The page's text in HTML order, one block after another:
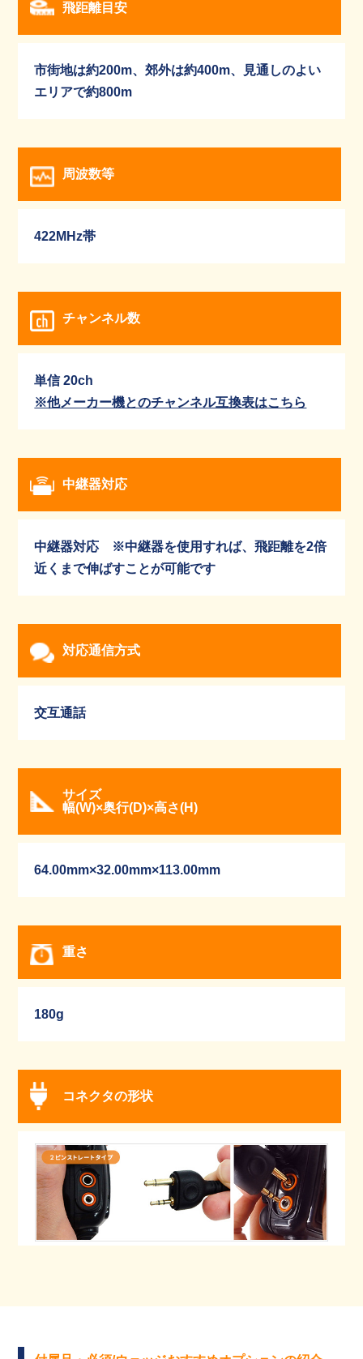
飛距離目安
市街地は約200m、郊外は約400m、見通しのよい
エリアで約800m
周波数等
422MHz帯
チャンネル数
単信 20ch
※他メーカー機とのチャンネル互換表はこちら
中継器対応
中継器対応 ※中継器を使用すれば、飛距離を2倍
近くまで伸ばすことが可能です
対応通信方式
交互通話
サイズ
幅(W)×奥行(D)×高さ(H)
64.00mm×32.00mm×113.00mm
重さ
180g
コネクタの形状